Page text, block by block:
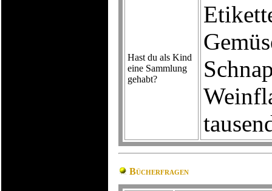
Hast du als Kind
eine Sammlung
gehabt?
Bücherfragen